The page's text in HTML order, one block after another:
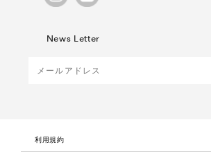
News Letter
利用規約